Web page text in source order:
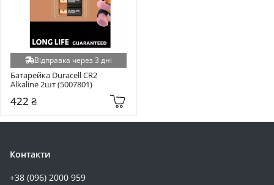
Відправка через 3 дні
Батарейка Duracell CR2
Alkaline 2шт (5007801)
422 ₴
Контакти
+38 (096) 2000 959